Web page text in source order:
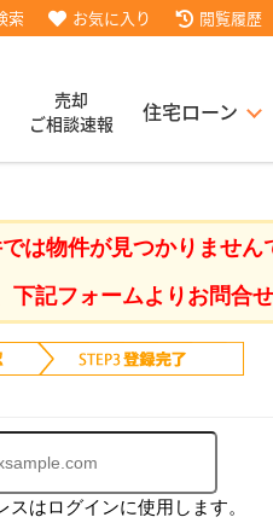
索 お気に入り 閲覧履歴
売却
ご相談速報
住宅ローン
当社の歩み 履歴書
業者様募集 ローコス
は物件が見つかりません
下記フォームよりお問合せ
はログインに使用します。